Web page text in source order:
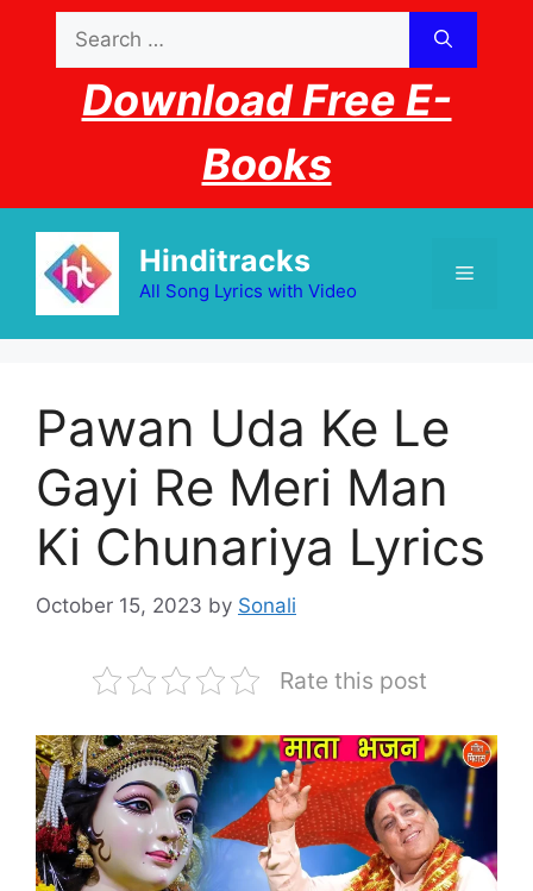
content
for:
Download Free E-
Books
Hinditracks
All Song Lyrics with Video
Menu
Pawan Uda Ke Le
Gayi Re Meri Man
Ki Chunariya Lyrics
October 15, 2023 by Sonali
Rate this post